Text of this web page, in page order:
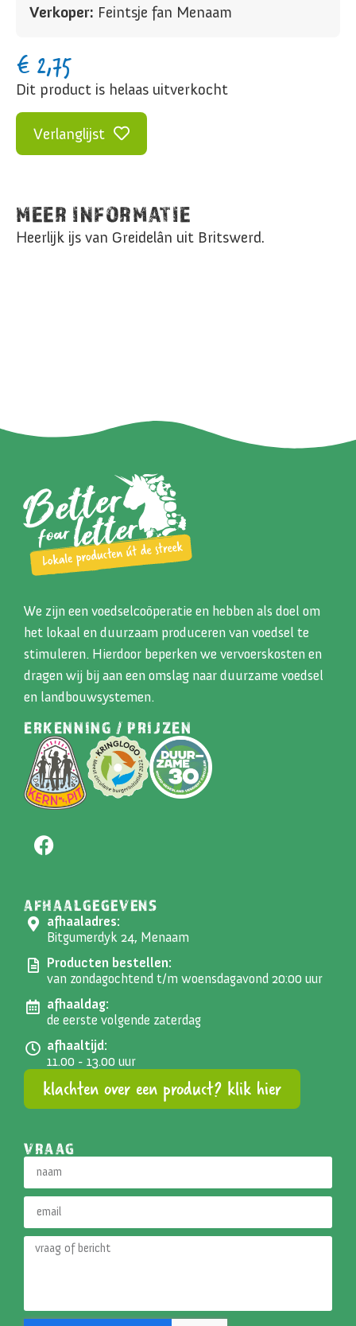
Verkoper: Feintsje fan Menaam
€ 2,75
Dit product is helaas uitverkocht
Verlanglijst
MEER INFORMATIE
Heerlijk ijs van Greidelân uit Britswerd.
We zijn een voedselcoöperatie en hebben als doel om
het lokaal en duurzaam produceren van voedsel te
stimuleren. Hierdoor beperken we vervoerskosten en
dragen wij bij aan een omslag naar duurzame voedsel
en landbouwsystemen.
ERKENNING / PRIJZEN
AFHAALGEGEVENS
afhaaladres:
Bitgumerdyk 24, Menaam
Producten bestellen:
van zondagochtend t/m woensdagavond 20:00 uur
afhaaldag:
de eerste volgende zaterdag
afhaaltijd:
11.00 - 13.00 uur
klachten over een product? klik hier
VRAAG